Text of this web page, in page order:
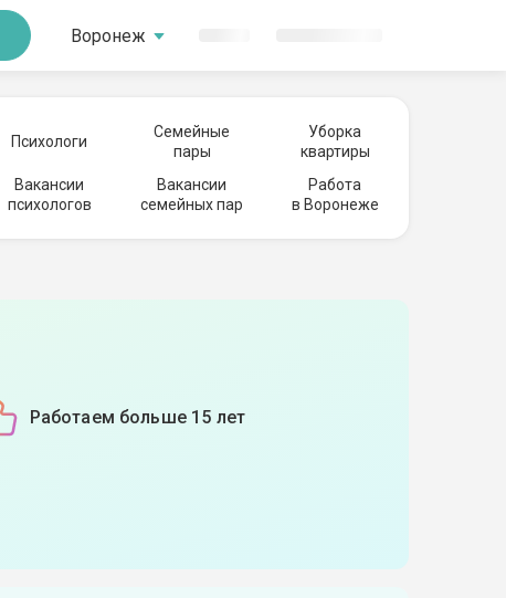
Воронеж
Психологи
Семейные
пары
Уборка
квартиры
Вакансии
психологов
Вакансии
семейных пар
Работа
в Воронеже
Работаем больше 15 лет